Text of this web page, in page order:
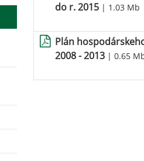
do r. 2015 | 1.03 Mb
Plán
2008 - 2013 | 0.65